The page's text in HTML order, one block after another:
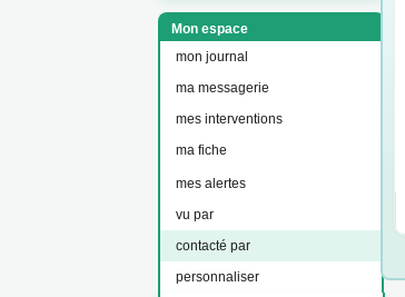
Mon espace
mon journal
ma messagerie
mes interventions
ma fiche
mes alertes
vu par
contacté par
personnaliser